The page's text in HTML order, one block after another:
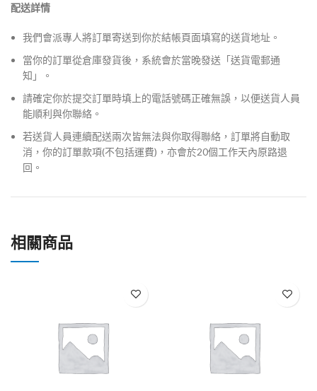
配送詳情
我們會派專人將訂單寄送到你於結帳頁面填寫的送貨地址。
當你的訂單從倉庫發貨後，系統會於當晚發送「送貨電郵通
知」。
請確定你於提交訂單時填上的電話號碼正確無誤，以便送貨人員
能順利與你聯絡。
若送貨人員連續配送兩次皆無法與你取得聯絡，訂單將自動取
消，你的訂單款項(不包括運費)，亦會於20個工作天內原路退
回。
相關商品